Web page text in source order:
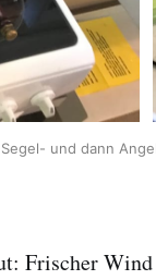
und dann
Frischer